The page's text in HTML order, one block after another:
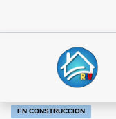
EN CONSTRUCCION